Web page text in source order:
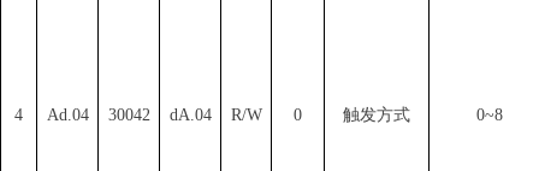
4 Ad.04 30042 dA.04 R/W 0 触发方式 0~8